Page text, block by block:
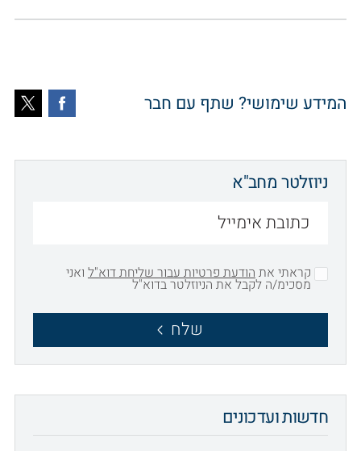
המידע שימושי? שתף עם חבר
ניוזלטר מחב"א
קראתי אתהודעת פרטיות עבור שליחת דוא"ל ואני
מסכימ/ה לקבל את הניוזלטר בדוא"ל
שלח
חדשות ועדכונים